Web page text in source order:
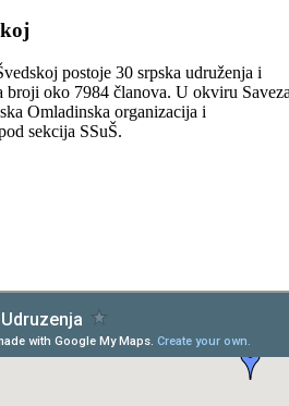
postoje 30 srpska udruženja i
broji oko 7984 članova. U okviru
Omladinska organizacija i
sekcija SSuŠ.